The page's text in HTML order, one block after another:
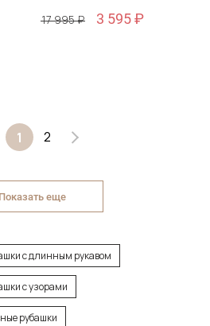
17 995 ₽
3 595 ₽
1 2
Показать еще
с длинным рукавом
с узорами
рубашки